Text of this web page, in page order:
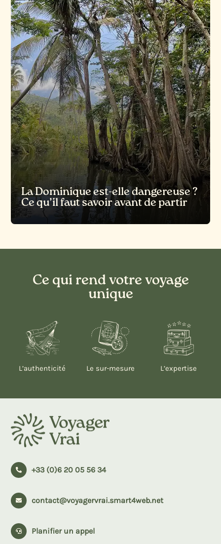
La Dominique est-elle dangereuse ?
Ce qu’il faut savoir avant de partir
Ce qui rend votre voyage
unique
L’authenticité Le sur-mesure L’expertise
 +33 (0)6 20 05 56 34
 contact@voyagervrai.smart4web.net
 Planifier un appel